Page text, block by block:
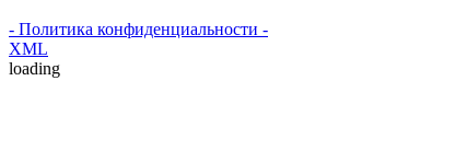
- Политика конфиденциальности -
XML
loading